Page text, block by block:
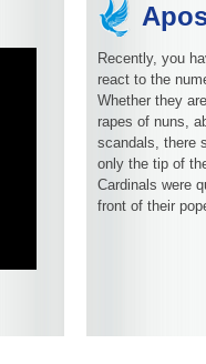
Recently, you
react to the
Whether they
rapes of nuns,
scandals, there
only the tip of
Cardinals were
front of their